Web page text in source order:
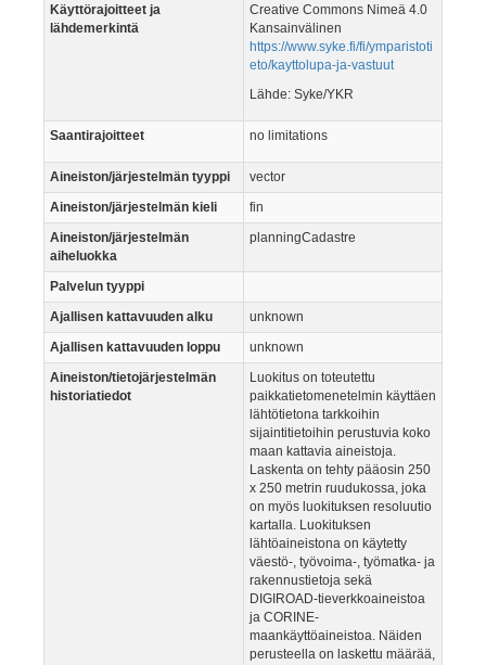
Käyttörajoitteet ja
lähdemerkintä
Creative Commons Nimeä 4.0
Kansainvälinen
https://www.syke.fi/fi/ymparistoti
eto/kayttolupa-ja-vastuut
Lähde: Syke/YKR
Saantirajoitteet no limitations
Aineiston/järjestelmän tyyppi
vector
Aineiston/järjestelmän kieli
fin
Aineiston/järjestelmän
aiheluokka
planningCadastre
Palvelun tyyppi
Ajallisen kattavuuden alku
unknown
Ajallisen kattavuuden loppu
unknown
Aineiston/tietojärjestelmän
historiatiedot
Luokitus on toteutettu
paikkatietomenetelmin käyttäen
lähtötietona tarkkoihin
sijaintitietoihin perustuvia koko
maan kattavia aineistoja.
Laskenta on tehty pääosin 250
x 250 metrin ruudukossa, joka
on myös luokituksen resoluutio
kartalla. Luokituksen
lähtöaineistona on käytetty
väestö-, työvoima-, työmatka- ja
rakennustietoja sekä
DIGIROAD-tieverkkoaineistoa
ja CORINE-
maankäyttöaineistoa. Näiden
perusteella on laskettu määrää,